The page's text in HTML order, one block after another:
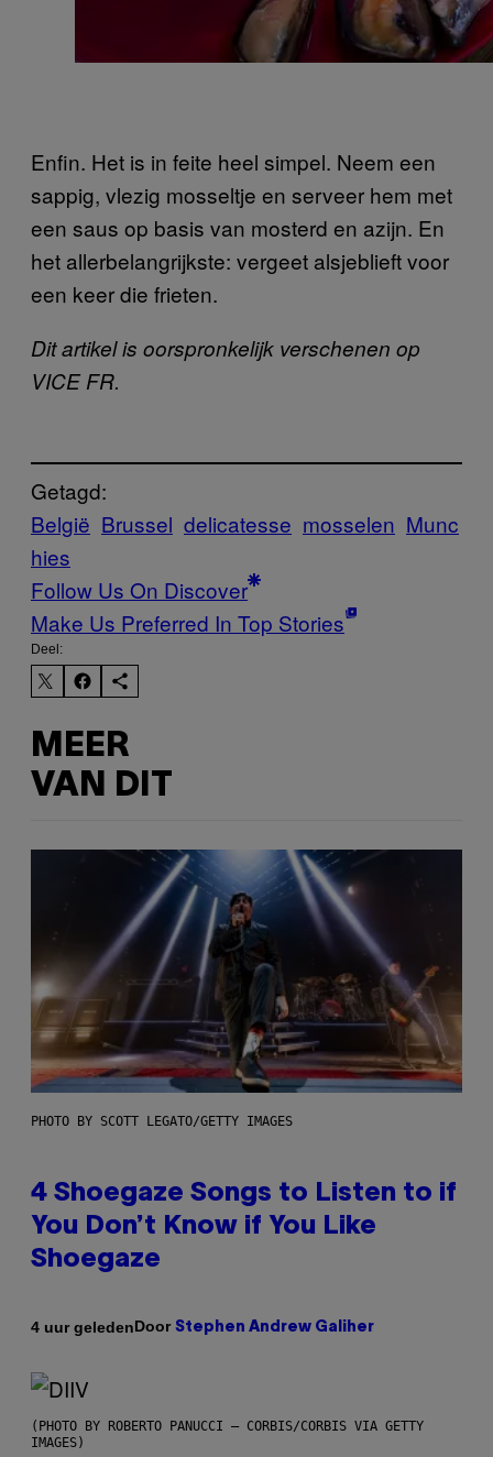
Enfin. Het is in feite heel simpel. Neem een
sappig, vlezig mosseltje en serveer hem met
een saus op basis van mosterd en azijn. En
het allerbelangrijkste: vergeet alsjeblieft voor
een keer die frieten.
Dit artikel is oorspronkelijk verschenen op
VICE FR.
Getagd:
België Brussel delicatesse mosselen Munc
hies
Follow Us On Discover
Make Us Preferred In Top Stories
Deel:
MEER
VAN DIT
PHOTO BY SCOTT LEGATO/GETTY IMAGES
4 Shoegaze Songs to Listen to if
You Don’t Know if You Like
Shoegaze
4 uur geledenDoor Stephen Andrew Galiher
(PHOTO BY ROBERTO PANUCCI – CORBIS/CORBIS VIA GETTY
IMAGES)